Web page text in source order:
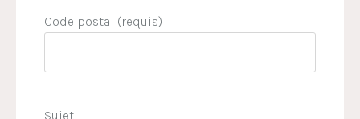
Code postal (requis)
Sujet